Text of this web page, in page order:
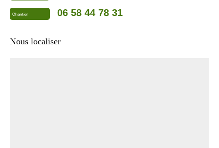
Chantier 06 58 44 78 31
Nous localiser